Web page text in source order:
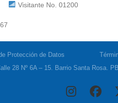
Visitante No. 01200
Protección de Datos
28 Nº 6A – 15. Barrio Santa Rosa.